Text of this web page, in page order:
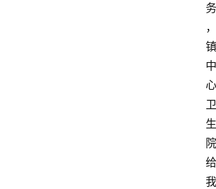
务
，
镇
中
心
卫
生
院
给
我